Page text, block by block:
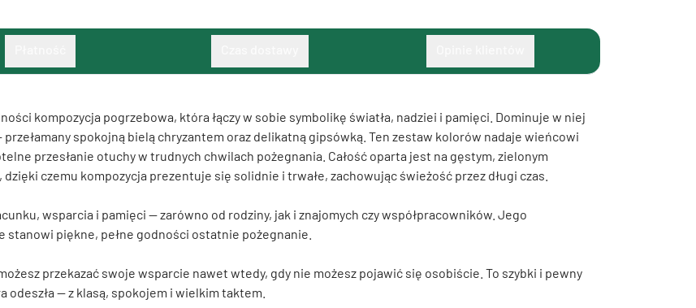
kompozycja pogrzebowa, która łączy w sobie symbolikę światła, nadziei i pamięci. Dominuje w niej
spokojną bielą chryzantem oraz delikatną gipsówką. Ten zestaw kolorów nadaje wieńcowi
przesłanie otuchy w trudnych chwilach pożegnania. Całość oparta jest na gęstym, zielonym
czemu kompozycja prezentuje się solidnie i trwałe, zachowując świeżość przez długi czas.
wsparcia i pamięci — zarówno od rodziny, jak i znajomych czy współpracowników. Jego
piękne, pełne godności ostatnie pożegnanie.
przekazać swoje wsparcie nawet wtedy, gdy nie możesz pojawić się osobiście. To szybki i pewny
odeszła — z klasą, spokojem i wielkim taktem.